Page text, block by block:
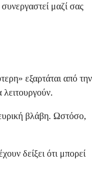
μαζί σας
εξαρτάται από την
βλάβη. Ωστόσο,
δείξει ότι μπορεί